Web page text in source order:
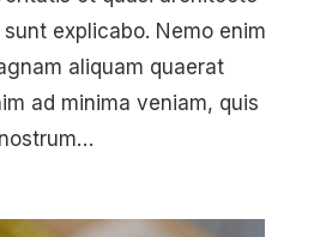
explicabo. Nemo enim
aliquam quaerat
ad minima veniam, quis
nostrum…